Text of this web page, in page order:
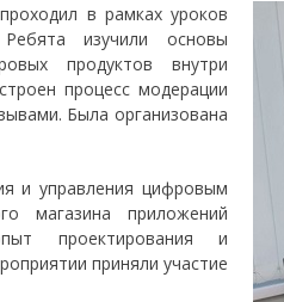
в рамках уроков
изучили основы
продуктов внутри
процесс модерации
Была организована
и управления цифровым
магазина приложений
проектирования и
приняли участие